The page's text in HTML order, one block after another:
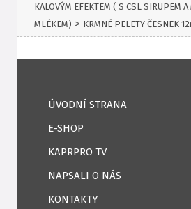
KALOVÝM EFEKTEM ( S CSL SIRUPEM A
MLÉKEM) > KRMNÉ PELETY ČESNEK
ÚVODNÍ STRANA
E-SHOP
KAPRPRO TV
NAPSALI O NÁS
KONTAKTY